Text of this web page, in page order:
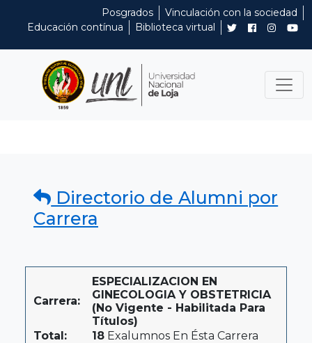
Posgrados
Vinculación con la sociedad
Educación contínua
Biblioteca virtual
Directorio de Alumni por
Carrera
Carrera:
ESPECIALIZACION EN
GINECOLOGIA Y OBSTETRICIA
(No Vigente - Habilitada Para
Títulos)
Total:
18 Exalumnos En Ésta Carrera